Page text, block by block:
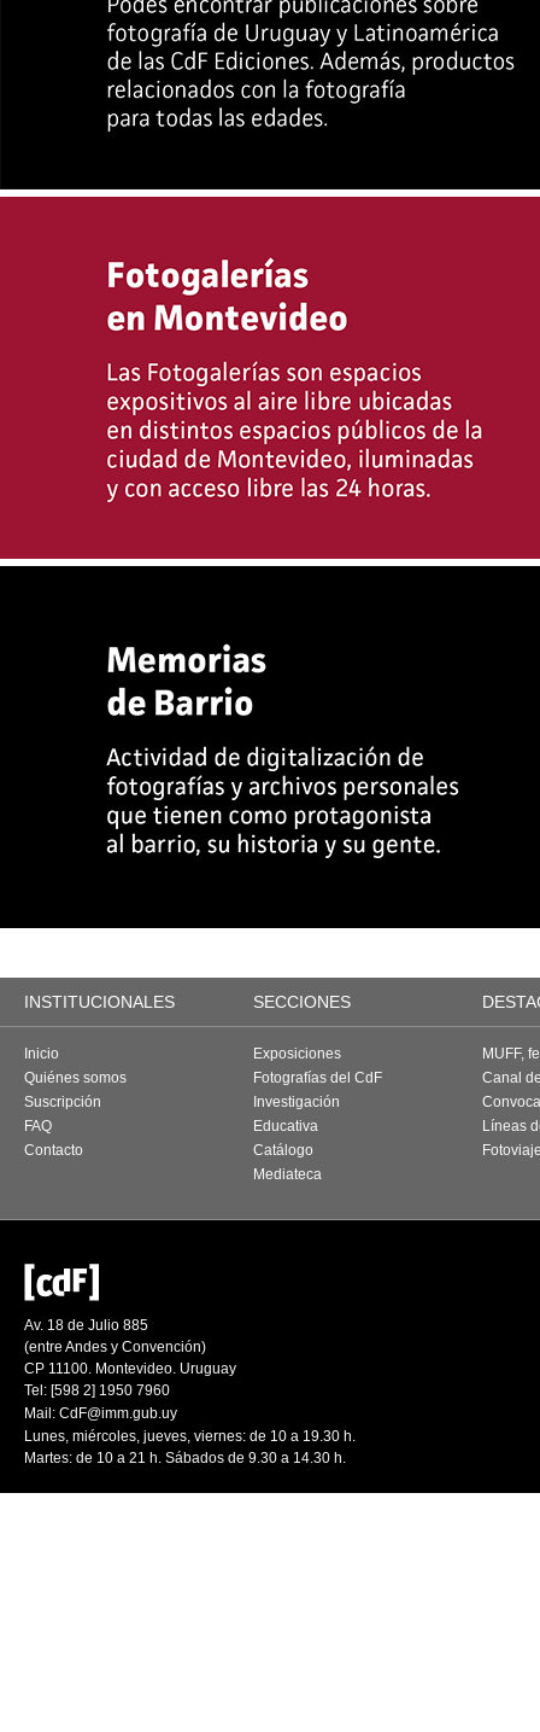
INSTITUCIONALES SECCIONES
Inicio
Quiénes somos
Suscripción
FAQ
Contacto
Exposiciones
Fotografías del CdF
Investigación
Educativa
Catálogo
Mediateca
MUFF,
Canal
Líneas
Av. 18 de Julio 885
(entre Andes y Convención)
CP 11100. Montevideo. Uruguay
Tel: [598 2] 1950 7960
Mail: CdF@imm.gub.uy
Lunes, miércoles, jueves, viernes: de 10 a 19.30 h.
Martes: de 10 a 21 h. Sábados de 9.30 a 14.30 h.